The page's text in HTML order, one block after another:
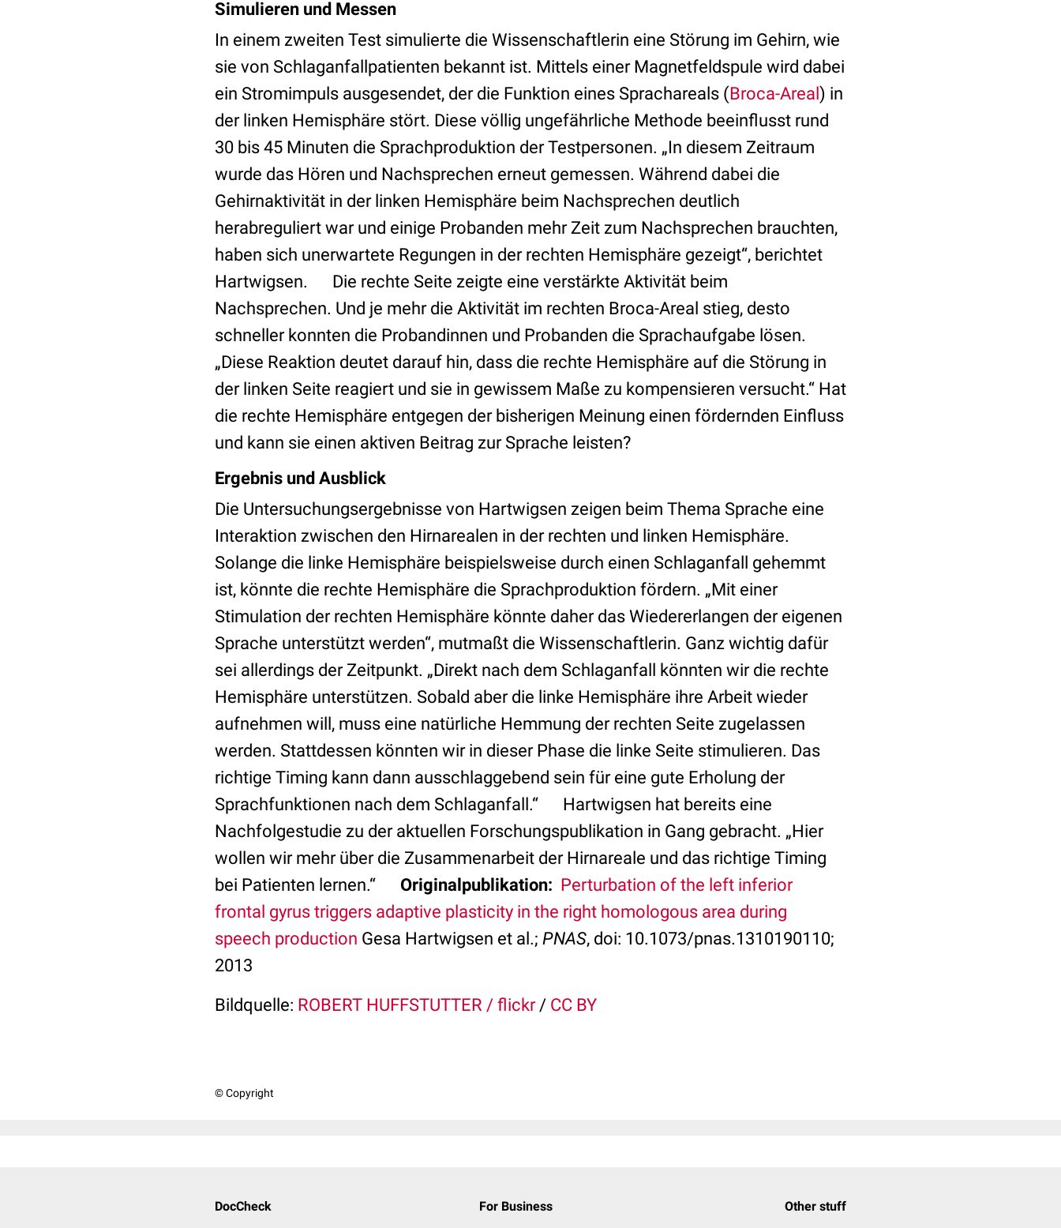
Simulieren und Messen
In einem zweiten Test simulierte die Wissenschaftlerin eine Störung im Gehirn, wie
sie von Schlaganfallpatienten bekannt ist. Mittels einer Magnetfeldspule wird dabei
ein Stromimpuls ausgesendet, der die Funktion eines Sprachareals (Broca-Areal) in
der linken Hemisphäre stört. Diese völlig ungefährliche Methode beeinflusst rund
30 bis 45 Minuten die Sprachproduktion der Testpersonen. „In diesem Zeitraum
wurde das Hören und Nachsprechen erneut gemessen. Während dabei die
Gehirnaktivität in der linken Hemisphäre beim Nachsprechen deutlich
herabreguliert war und einige Probanden mehr Zeit zum Nachsprechen brauchten,
haben sich unerwartete Regungen in der rechten Hemisphäre gezeigt“, berichtet
Hartwigsen. Die rechte Seite zeigte eine verstärkte Aktivität beim
Nachsprechen. Und je mehr die Aktivität im rechten Broca-Areal stieg, desto
schneller konnten die Probandinnen und Probanden die Sprachaufgabe lösen.
„Diese Reaktion deutet darauf hin, dass die rechte Hemisphäre auf die Störung in
der linken Seite reagiert und sie in gewissem Maße zu kompensieren versucht.“ Hat
die rechte Hemisphäre entgegen der bisherigen Meinung einen fördernden Einfluss
und kann sie einen aktiven Beitrag zur Sprache leisten?
Ergebnis und Ausblick
Die Untersuchungsergebnisse von Hartwigsen zeigen beim Thema Sprache eine
Interaktion zwischen den Hirnarealen in der rechten und linken Hemisphäre.
Solange die linke Hemisphäre beispielsweise durch einen Schlaganfall gehemmt
ist, könnte die rechte Hemisphäre die Sprachproduktion fördern. „Mit einer
Stimulation der rechten Hemisphäre könnte daher das Wiedererlangen der eigenen
Sprache unterstützt werden“, mutmaßt die Wissenschaftlerin. Ganz wichtig dafür
sei allerdings der Zeitpunkt. „Direkt nach dem Schlaganfall könnten wir die rechte
Hemisphäre unterstützen. Sobald aber die linke Hemisphäre ihre Arbeit wieder
aufnehmen will, muss eine natürliche Hemmung der rechten Seite zugelassen
werden. Stattdessen könnten wir in dieser Phase die linke Seite stimulieren. Das
richtige Timing kann dann ausschlaggebend sein für eine gute Erholung der
Sprachfunktionen nach dem Schlaganfall.“ Hartwigsen hat bereits eine
Nachfolgestudie zu der aktuellen Forschungspublikation in Gang gebracht. „Hier
wollen wir mehr über die Zusammenarbeit der Hirnareale und das richtige Timing
bei Patienten lernen.“
Originalpublikation: Perturbation of the left inferior
frontal gyrus triggers adaptive plasticity in the right homologous area during
speech production Gesa Hartwigsen et al.; PNAS, doi: 10.1073/pnas.1310190110;
2013
Bildquelle: ROBERT HUFFSTUTTER / flickr/ CC BY
© Copyright
DocCheck For Business Other stuff